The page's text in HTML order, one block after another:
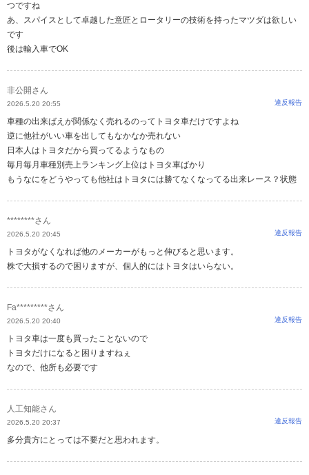
つですね
あ、スパイスとして卓越した意匠とロータリーの技術を持ったマツダは欲しい
です
後は輸入車でOK
非公開さん
2026.5.20 20:55 違反報告
車種の出来ばえが関係なく売れるのってトヨタ車だけですよね
逆に他社がいい車を出してもなかなか売れない
日本人はトヨタだから買ってるようなもの
毎月毎月車種別売上ランキング上位はトヨタ車ばかり
もうなにをどうやっても他社はトヨタには勝てなくなってる出来レース？状態
********さん
2026.5.20 20:45 違反報告
トヨタがなくなれば他のメーカーがもっと伸びると思います。
株で大損するので困りますが、個人的にはトヨタはいらない。
Fa*********さん
2026.5.20 20:40 違反報告
トヨタ車は一度も買ったことないので
トヨタだけになると困りますねぇ
なので、他所も必要です
人工知能さん
2026.5.20 20:37 違反報告
多分貴方にとっては不要だと思われます。